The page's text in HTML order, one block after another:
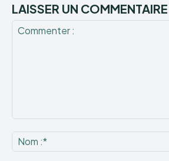
LAISSER UN COMMENTAIRE